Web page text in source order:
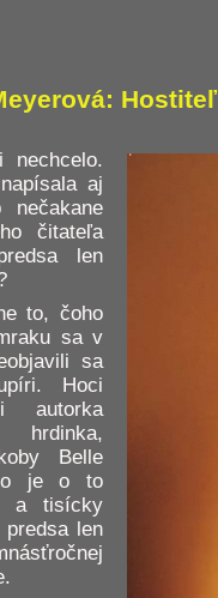
Hostiteľ
aj
nečakane
čitateľa
len
to, čoho
sa v
sa
Hoci
autorka
Belle
je o to
a tisícky
len